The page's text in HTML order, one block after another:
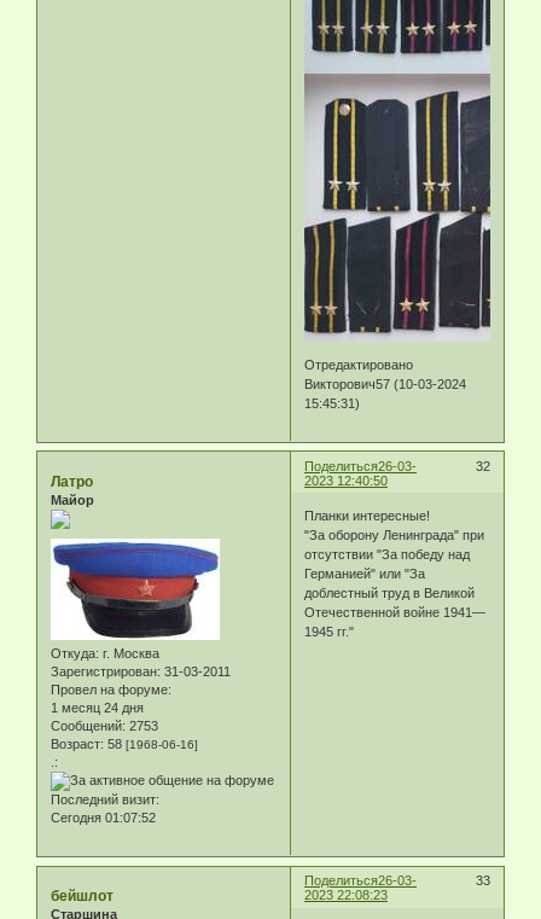
Отредактировано
Викторович57 (10-03-2024
15:45:31)
Поделиться 32
26-03-
2023 12:40:50
Латро
Майор
Откуда: г. Москва
Зарегистрирован: 31-03-2011
Провел на форуме:
1 месяц 24 дня
Сообщений: 2753
Возраст: 58 [1968-06-16]
.:
Последний визит:
Сегодня 01:07:52
Планки интересные!
"За оборону Ленинграда" при
отсутствии "За победу над
Германией" или "За
доблестный труд в Великой
Отечественной войне 1941—
1945 гг."
Поделиться 33
26-03-
2023 22:08:23
бейшлот
Старшина